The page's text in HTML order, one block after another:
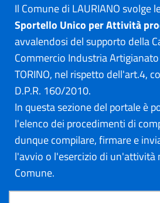
Il Comune di LAURIANO svolge
Sportello Unico per Attività
avvalendosi del supporto della
Commercio Industria
TORINO, nel rispetto dell'art.4,
D.P.R. 160/2010.
In questa sezione del portale è
l'elenco dei procedimenti di
dunque compilare, firmare e
l'avvio o l'esercizio di un'attività
Comune.